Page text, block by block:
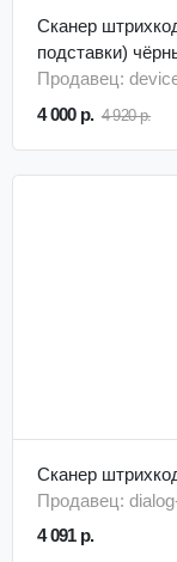
Сканер
подставки)
Продавец:
4 000 р. 4 920 р.
Сканер
Продавец:
4 091 р.